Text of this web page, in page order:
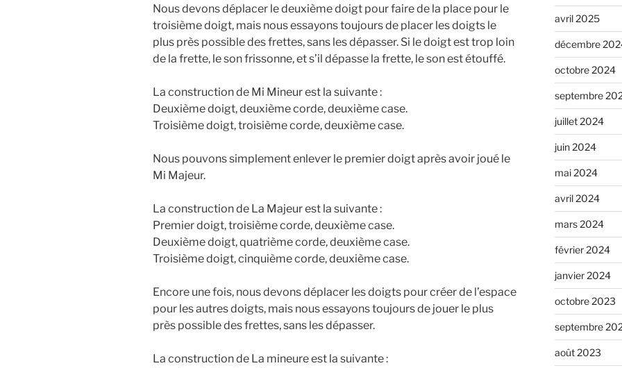
Nous devons déplacer le deuxième doigt pour faire de la place pour le
troisième doigt, mais nous essayons toujours de placer les doigts le
plus près possible des frettes, sans les dépasser. Si le doigt est trop loin
de la frette, le son frissonne, et s’il dépasse la frette, le son est étouffé.
La construction de Mi Mineur est la suivante :
Deuxième doigt, deuxième corde, deuxième case.
Troisième doigt, troisième corde, deuxième case.
Nous pouvons simplement enlever le premier doigt après avoir joué le
Mi Majeur.
La construction de La Majeur est la suivante :
Premier doigt, troisième corde, deuxième case.
Deuxième doigt, quatrième corde, deuxième case.
Troisième doigt, cinquième corde, deuxième case.
Encore une fois, nous devons déplacer les doigts pour créer de l’espace
pour les autres doigts, mais nous essayons toujours de jouer le plus
près possible des frettes, sans les dépasser.
La construction de La mineure est la suivante :
avril 2025
décembre
octobre 2024
septembre
juillet 2024
juin 2024
mai 2024
avril 2024
mars 2024
février 2024
janvier 2024
octobre 2023
septembre
août 2023